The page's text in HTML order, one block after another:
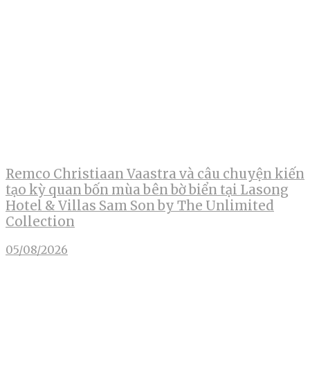
Remco Christiaan Vaastra và câu chuyện kiến
tạo kỳ quan bốn mùa bên bờ biển tại Lasong
Hotel & Villas Sam Son by The Unlimited
Collection
05/08/2026